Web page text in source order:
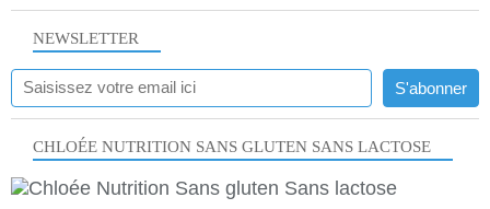
NEWSLETTER
CHLOÉE NUTRITION SANS GLUTEN SANS LACTOSE